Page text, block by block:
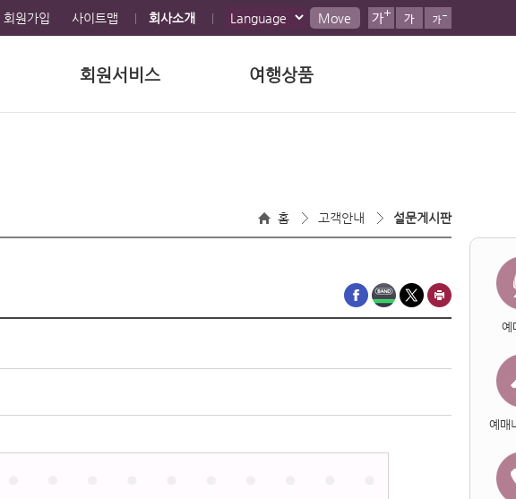
회원가입 사이트맵 회사소개 Move
회원서비스 여행상품
홈 고객안내 설문게시판
예
예매